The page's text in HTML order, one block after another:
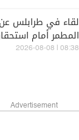
لقاء في طرابلس عن
المطمر أمام
08:38 | 2026-08-08
Advertisement